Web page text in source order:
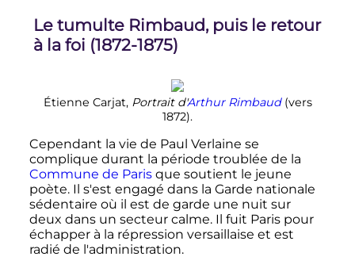
Le tumulte Rimbaud, puis le retour
à la foi (1872-1875)
Étienne Carjat, Portrait d'Arthur Rimbaud(vers
1872).
Cependant la vie de Paul Verlaine se
complique durant la période troublée de la
Commune de Parisque soutient le jeune
poète. Il s'est engagé dans la Garde nationale
sédentaire où il est de garde une nuit sur
deux dans un secteur calme. Il fuit Paris pour
échapper à la répression versaillaise et est
radié de l'administration.